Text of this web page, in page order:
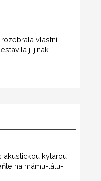
vlastní
ji jinak –
akustickou kytarou
na mámu-tátu-